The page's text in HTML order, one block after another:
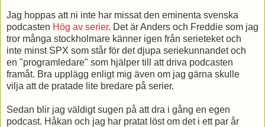
Jag hoppas att ni inte har missat den eminenta svenska
podcasten Hög av serier. Det är Anders och Freddie som jag
tror många stockholmare känner igen från serieteket och
inte minst SPX som står för det djupa seriekunnandet och
en "programledare" som hjälper till att driva podcasten
framåt. Bra upplägg enligt mig även om jag gärna skulle
vilja att de pratade lite bredare på serier.
Sedan blir jag väldigt sugen på att dra i gång en egen
podcast. Håkan och jag har pratat löst om det i ett par år